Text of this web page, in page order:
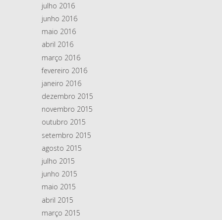
julho 2016
junho 2016
maio 2016
abril 2016
março 2016
fevereiro 2016
janeiro 2016
dezembro 2015
novembro 2015
outubro 2015
setembro 2015
agosto 2015
julho 2015
junho 2015
maio 2015
abril 2015
março 2015